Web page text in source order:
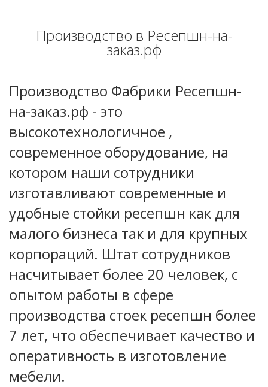
Производство в Ресепшн-на-
заказ.рф
Производство Фабрики Ресепшн-
на-заказ.рф - это
высокотехнологичное ,
современное оборудование, на
котором наши сотрудники
изготавливают современные и
удобные стойки ресепшн как для
малого бизнеса так и для крупных
корпораций. Штат сотрудников
насчитывает более 20 человек, с
опытом работы в сфере
производства стоек ресепшн более
7 лет, что обеспечивает качество и
оперативность в изготовление
мебели.